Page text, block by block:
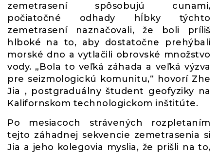
zemetrasení spôsobujú cunami,
počiatočné odhady hĺbky týchto
zemetrasení naznačovali, že boli príliš
hlboké na to, aby dostatočne prehýbali
morské dno a vytlačili obrovské množstvo
vody. „Bola to veľká záhada a veľká výzva
pre seizmologickú komunitu,“ hovorí Zhe
Jia , postgraduálny študent geofyziky na
Kalifornskom technologickom inštitúte.
Po mesiacoch strávených rozpletaním
tejto záhadnej sekvencie zemetrasenia si
Jia a jeho kolegovia myslia, že prišli na to,